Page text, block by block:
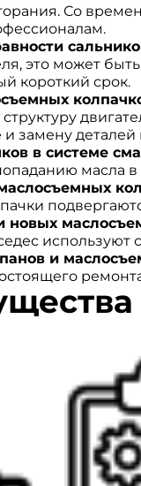
Со
это может
короткий срок.
замену
в системе
масла
новых
и